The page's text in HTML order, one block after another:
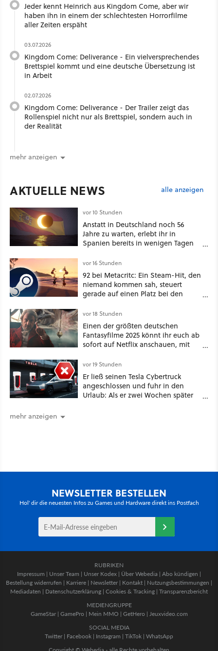
Jeder kennt Heinrich aus Kingdom Come, aber wir
haben ihn in einem der schlechtesten Horrorfilme
aller Zeiten erspäht
03.07.2026
Kingdom Come: Deliverance - Ein vielversprechendes
Brettspiel kommt und eine deutsche Übersetzung ist
in Arbeit
02.07.2026
Kingdom Come: Deliverance - Der Trailer zeigt das
Rollenspiel nicht nur als Brettspiel, sondern auch in
der Realität
mehr anzeigen
AKTUELLE NEWS alle anzeigen
vor 10 Stunden
Anstatt in Deutschland noch 56
Jahre zu warten, erlebt ihr in
Spanien bereits in wenigen Tagen
vor 16 Stunden
92 bei Metacritc: Ein Steam-Hit, den
niemand kommen sah, steuert
gerade auf einen Platz bei den
vor 18 Stunden
Einen der größten deutschen
Fantasyfilme 2025 könnt ihr euch ab
sofort auf Netflix anschauen, mit
vor 19 Stunden
Er ließ seinen Tesla Cybertruck
angeschlossen und fuhr in den
Urlaub: Als er zwei Wochen später
mehr anzeigen
NEWSLETTER BESTELLEN
Hol' dir die neuesten Infos zu Games und Hardware direkt ins Postfach
RUBRIKEN
Impressum | Unser Team | Unser Kodex | Über Webedia | Abo kündigen |
Bestellung widerrufen | Karriere | Newsletter | Kontakt | Nutzungsbestimmungen |
Mediadaten | Datenschutzerklärung | Cookies & Tracking | Transparenzbericht
MEDIENGRUPPE
GameStar| GamePro | Mein MMO | GetHero | Jeuxvideo.com
SOCIAL MEDIA
Twitter | Facebook | Instagram | TikTok | WhatsApp